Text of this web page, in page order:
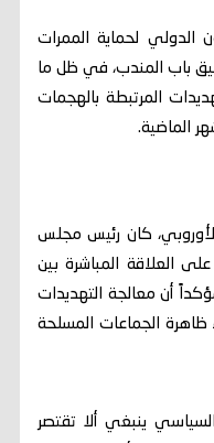
الدولي لحماية الممرات
باب المندب، في ظل ما
المرتبطة بالهجمات
الماضية.
كان رئيس مجلس
العلاقة المباشرة بين
أن معالجة التهديدات
ظاهرة الجماعات المسلحة
ينبغي ألا تقتصر